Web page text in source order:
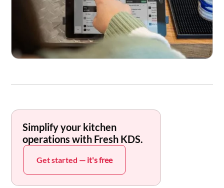
Simplify your kitchen
operations with Fresh KDS.
Get started — it's free